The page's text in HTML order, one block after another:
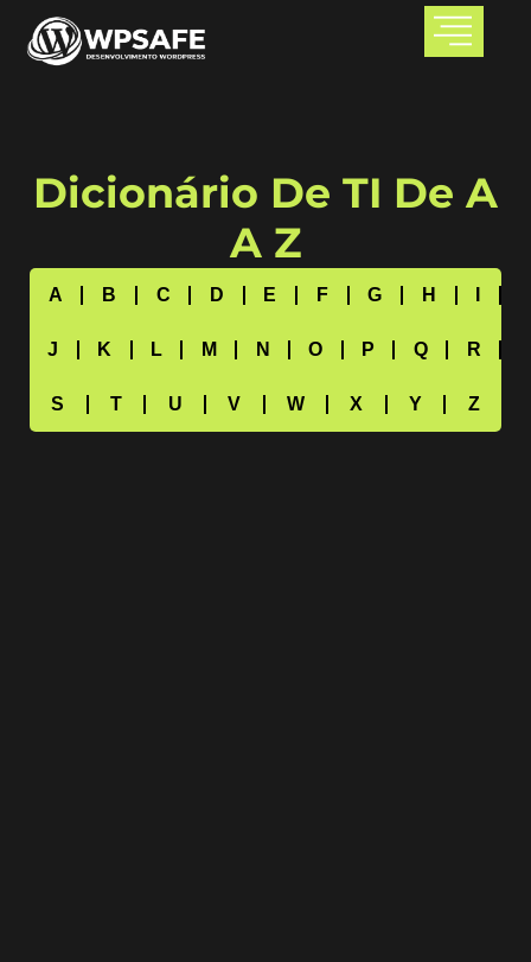
Dicionário De TI De A
A Z
A B C D E F G H
I
J
K L M N O P Q
R
S
T U V W X Y Z